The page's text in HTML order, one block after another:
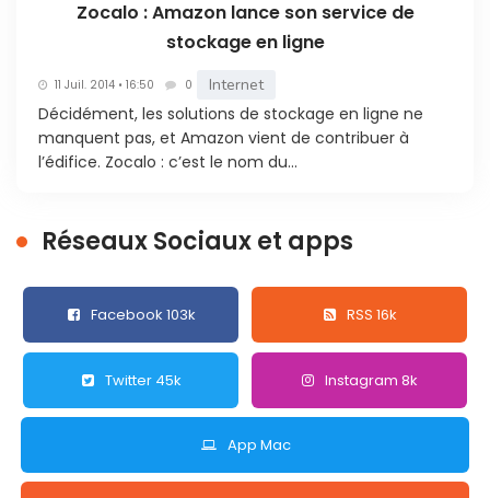
Zocalo : Amazon lance son service de
stockage en ligne
11 Juil. 2014 • 16:50 0 Internet
Décidément, les solutions de stockage en ligne ne
manquent pas, et Amazon vient de contribuer à
l’édifice. Zocalo : c’est le nom du...
Réseaux Sociaux et apps
Facebook 103k RSS 16k
Twitter 45k Instagram 8k
App Mac